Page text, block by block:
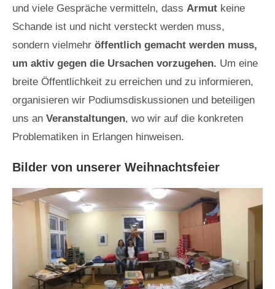
und viele Gespräche vermitteln, dass Armut keine
Schande ist und nicht versteckt werden muss,
sondern vielmehr öffentlich gemacht werden muss,
um aktiv gegen die Ursachen vorzugehen. Um eine
breite Öffentlichkeit zu erreichen und zu informieren,
organisieren wir Podiumsdiskussionen und beteiligen
uns an Veranstaltungen, wo wir auf die konkreten
Problematiken in Erlangen hinweisen.
Bilder von unserer Weihnachtsfeier